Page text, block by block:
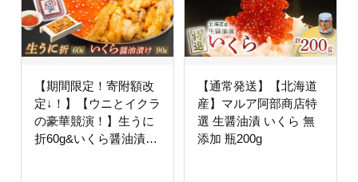
【期間限定！寄附額改
定↓！】【ウニとイクラ
の豪華競演！】生うに
折60g&いくら醤油漬
【通常発送】【北海道
産】マルア阿部商店特
選 生醤油漬 いくら 無
添加 瓶200g